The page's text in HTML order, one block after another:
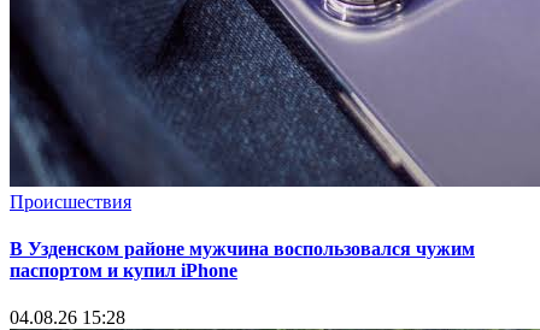
Происшествия
В Узденском районе мужчина воспользовался чужим
паспортом и купил iPhone
04.08.26 15:28